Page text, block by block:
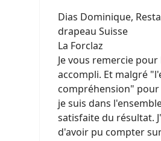
Dias Dominique,
drapeau Suisse
La Forclaz
Je vous remercie
accompli. Et malgré
compréhension" pour
je suis dans
satisfaite du résultat.
d'avoir pu compter